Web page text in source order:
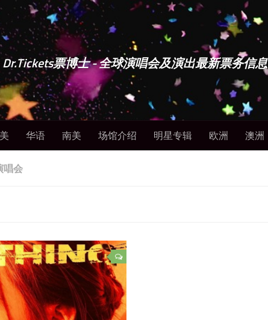
Dr.Tickets票博士 - 全球演唱会及演出最新票务信息
华语 南美 场馆介绍 明星专辑 欧洲 澳洲
唱会